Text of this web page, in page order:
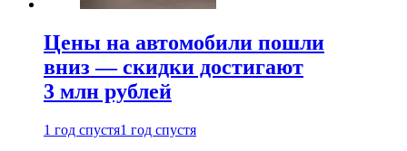
Цены на автомобили пошли
вниз — скидки достигают
3 млн рублей
1 год спустя1 год спустя